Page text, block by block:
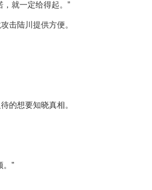
就一定给得起。”
击陆川提供方便。
的想要知晓真相。
。”